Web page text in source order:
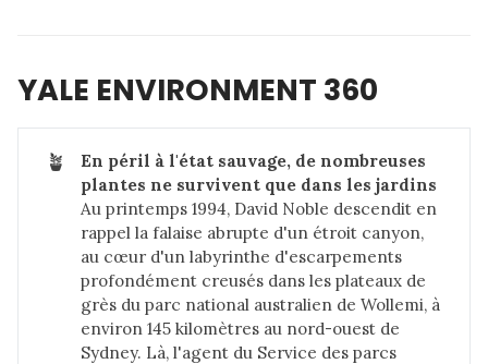
YALE ENVIRONMENT 360
🪴
En péril à l'état sauvage, de nombreuses
plantes ne survivent que dans les jardins
Au printemps 1994, David Noble descendit en
rappel la falaise abrupte d'un étroit canyon,
au cœur d'un labyrinthe d'escarpements
profondément creusés dans les plateaux de
grès du parc national australien de Wollemi, à
environ 145 kilomètres au nord-ouest de
Sydney. Là, l'agent du Service des parcs